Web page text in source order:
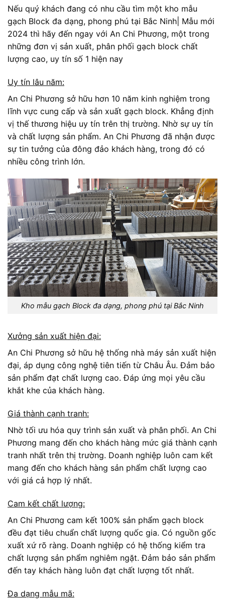
Nếu quý khách đang có nhu cầu tìm một kho mẫu
gạch Block đa dạng, phong phú tại Bắc Ninh| Mẫu mới
2024 thì hãy đến ngay với An Chi Phương, một trong
những đơn vị sản xuất, phân phối gạch block chất
lượng cao, uy tín số 1 hiện nay
Uy tín lâu năm:
An Chi Phương sở hữu hơn 10 năm kinh nghiệm trong
lĩnh vực cung cấp và sản xuất gạch block. Khẳng định
vị thế thương hiệu uy tín trên thị trường. Nhờ sự uy tín
và chất lượng sản phẩm. An Chi Phương đã nhận được
sự tin tưởng của đông đảo khách hàng, trong đó có
nhiều công trình lớn.
Kho mẫu gạch Block đa dạng, phong phú tại Bắc Ninh
Xưởng sản xuất hiện đại:
An Chi Phương sở hữu hệ thống nhà máy sản xuất hiện
đại, áp dụng công nghệ tiên tiến từ Châu Âu. Đảm bảo
sản phẩm đạt chất lượng cao. Đáp ứng mọi yêu cầu
khắt khe của khách hàng.
Giá thành cạnh tranh:
Nhờ tối ưu hóa quy trình sản xuất và phân phối. An Chi
Phương mang đến cho khách hàng mức giá thành cạnh
tranh nhất trên thị trường. Doanh nghiệp luôn cam kết
mang đến cho khách hàng sản phẩm chất lượng cao
với giá cả hợp lý nhất.
Cam kết chất lượng:
An Chi Phương cam kết 100% sản phẩm gạch block
đều đạt tiêu chuẩn chất lượng quốc gia. Có nguồn gốc
xuất xứ rõ ràng. Doanh nghiệp có hệ thống kiểm tra
chất lượng sản phẩm nghiêm ngặt. Đảm bảo sản phẩm
đến tay khách hàng luôn đạt chất lượng tốt nhất.
Đa dạng mẫu mã: